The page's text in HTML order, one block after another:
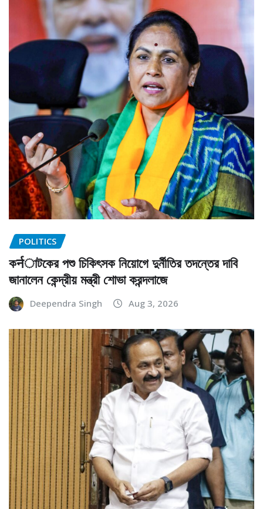
POLITICS
কर्नাটকের পশু চিকিৎসক নিয়োগে দুর্নীতির তদন্তের দাবি
জানালেন কেন্দ্রীয় মন্ত্রী শোভা করন্দলাজে
Deependra Singh Aug 3, 2026